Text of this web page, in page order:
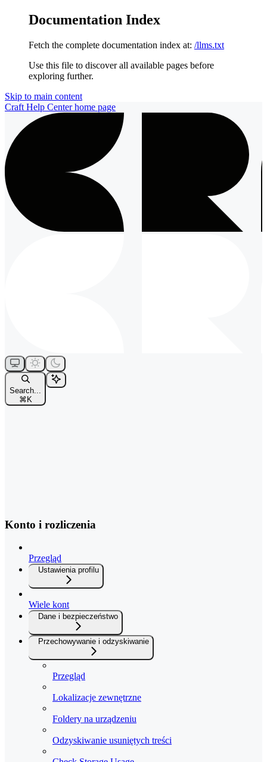
Documentation Index
Fetch the complete documentation index at: /llms.txt
Use this file to discover all available pages before
exploring further.
Skip to main content
Craft Help Centerhome page
Search...
⌘ K
Konto i rozliczenia
Przegląd
Ustawienia profilu
Wiele kont
Dane i bezpieczeństwo
Przechowywanie i odzyskiwanie
Przegląd
Lokalizacje zewnętrzne
Foldery na urządzeniu
Odzyskiwanie usuniętych treści